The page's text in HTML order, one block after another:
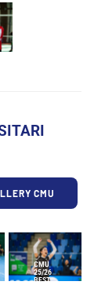
CMU
CMU
25/26
BEST